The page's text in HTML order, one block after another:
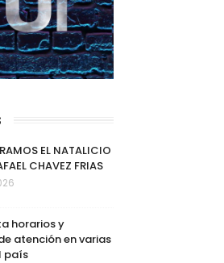
EL NATALICIO
CHAVEZ FRIAS
horarios y
atención en varias
país